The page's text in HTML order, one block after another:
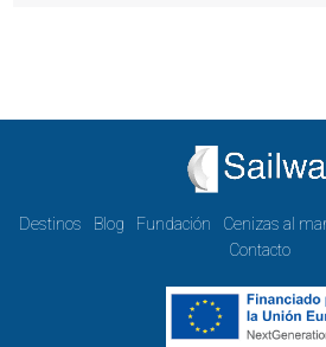
Destinos Blog Fundación Cenizas al
Contacto